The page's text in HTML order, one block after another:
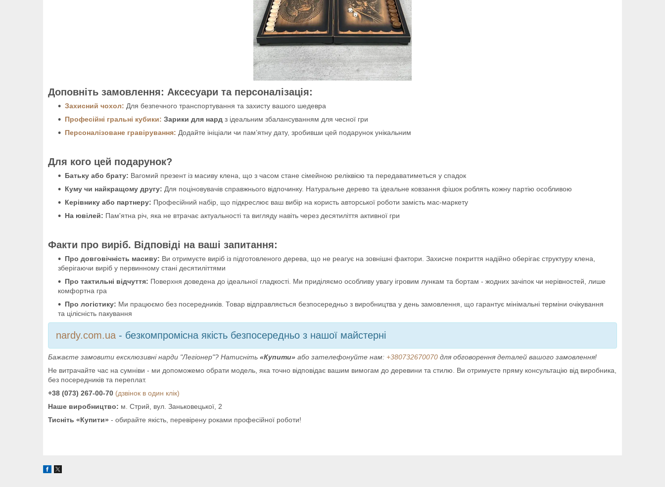
Доповніть замовлення: Аксесуари та персоналізація:
Захисний чохол: Для безпечного транспортування та захисту вашого шедевра
Професійні гральні кубики: Зарики для нард з ідеальним збалансуванням для чесної гри
Персоналізоване гравірування: Додайте ініціали чи пам’ятну дату, зробивши цей подарунок унікальним
Для кого цей подарунок?
Батьку або брату: Вагомий презент із масиву клена, що з часом стане сімейною реліквією та передаватиметься у спадок
Куму чи найкращому другу: Для поціновувачів справжнього відпочинку. Натуральне дерево та ідеальне ковзання фішок роблять кожну партію особливою
Керівнику або партнеру: Професійний набір, що підкреслює ваш вибір на користь авторської роботи замість мас-маркету
На ювілей: Пам'ятна річ, яка не втрачає актуальності та вигляду навіть через десятиліття активної гри
Факти про виріб. Відповіді на ваші запитання:
Про довговічність масиву: Ви отримуєте виріб із підготовленого дерева, що не реагує на зовнішні фактори. Захисне покриття надійно оберігає структуру клена,
зберігаючи виріб у первинному стані десятиліттями
Про тактильні відчуття: Поверхня доведена до ідеальної гладкості. Ми приділяємо особливу увагу ігровим лункам та бортам - жодних зачіпок чи нерівностей, лише
комфортна гра
Про логістику: Ми працюємо без посередників. Товар відправляється безпосередньо з виробництва у день замовлення, що гарантує мінімальні терміни очікування
та цілісність пакування
nardy.com.ua - безкомпромісна якість безпосередньо з нашої майстерні
Бажаєте замовити ексклюзивні нарди "Легіонер"? Натисніть «Купити» або зателефонуйте нам: +380732670070 для обговорення деталей вашого замовлення!
Не витрачайте час на сумніви - ми допоможемо обрати модель, яка точно відповідає вашим вимогам до деревини та стилю. Ви отримуєте пряму консультацію від виробника,
без посередників та переплат.
+38 (073) 267-00-70 (дзвінок в один клік)
Наше виробництво: м. Стрий, вул. Заньковецької, 2
Тисніть «Купити» - обирайте якість, перевірену роками професійної роботи!